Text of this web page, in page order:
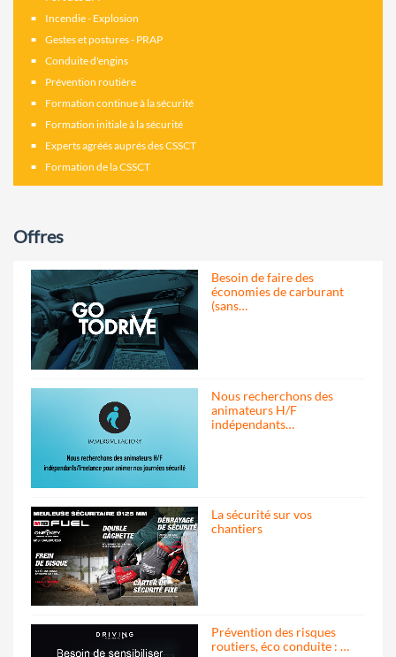
Incendie - Explosion
Gestes et postures - PRAP
Conduite d'engins
Prévention routière
Formation continue à la sécurité
Formation initiale à la sécurité
Experts agréés auprés des CSSCT
Formation de la CSSCT
Offres
Besoin de faire des
économies de carburant
(sans…
Nous recherchons des
animateurs H/F
indépendants…
La sécurité sur vos
chantiers
Prévention des risques
routiers, éco conduite : …